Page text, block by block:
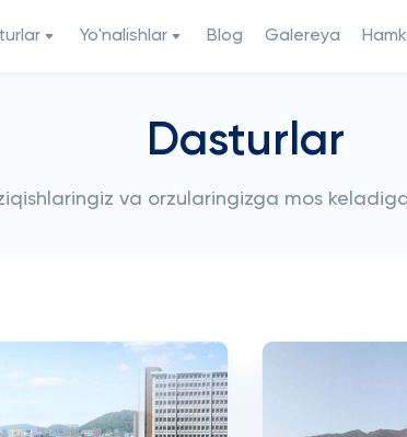
Yo'nalishlar Blog Galereya
Dasturlar
va orzularingizga mos